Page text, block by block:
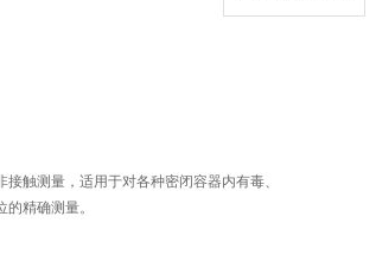
触测量，适用于对各种密闭容器内有毒、
精确测量。
），使仪器体积小、测量结果稳定、可